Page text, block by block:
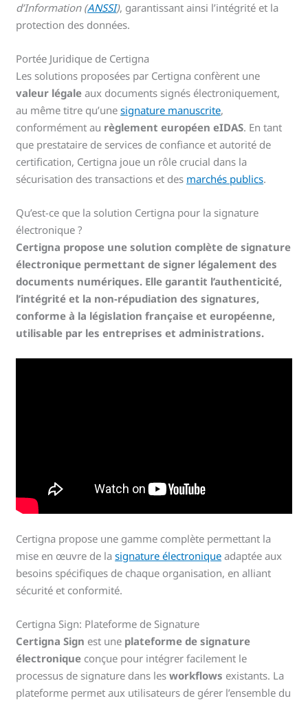
d’Information (ANSSI), garantissant ainsi l’intégrité et la
protection des données.
Portée Juridique de Certigna
Les solutions proposées par Certigna confèrent une
valeur légale aux documents signés électroniquement,
au même titre qu’unesignature manuscrite,
conformément au règlement européen eIDAS. En tant
que prestataire de services de confiance et autorité de
certification, Certigna joue un rôle crucial dans la
sécurisation des transactions et des marchés publics.
Qu’est-ce que la solution Certigna pour la signature
électronique ?
Certigna propose une solution complète de signature
électronique permettant de signer légalement des
documents numériques. Elle garantit l’authenticité,
l’intégrité et la non-répudiation des signatures,
conforme à la législation française et européenne,
utilisable par les entreprises et administrations.
Certigna propose une gamme complète permettant la
mise en œuvre de lasignature électronique adaptée aux
besoins spécifiques de chaque organisation, en alliant
sécurité et conformité.
Certigna Sign: Plateforme de Signature
Certigna Sign est une plateforme de signature
électronique conçue pour intégrer facilement le
processus de signature dans lesworkflows existants. La
plateforme permet aux utilisateurs de gérer l’ensemble du